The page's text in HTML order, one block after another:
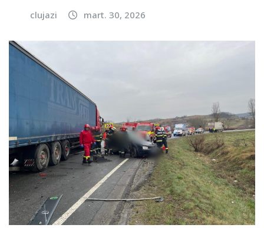
clujazi mart. 30, 2026